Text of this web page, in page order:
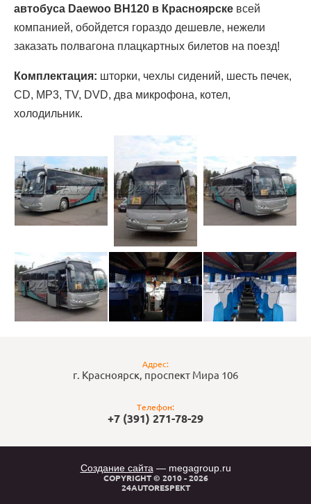
автобуса Daewoo BH120 в Красноярске всей
компанией, обойдется гораздо дешевле, нежели
заказать полвагона плацкартных билетов на поезд!
Комплектация: шторки, чехлы сидений, шесть печек,
CD, MP3, TV, DVD, два микрофона, котел,
холодильник.
Адрес:
г. Красноярск, проспект Мира 106
Телефон:
+7 (391) 271-78-29
Создание сайта — megagroup.ru
COPYRIGHT © 2010 - 2026
24AUTORESPEKT